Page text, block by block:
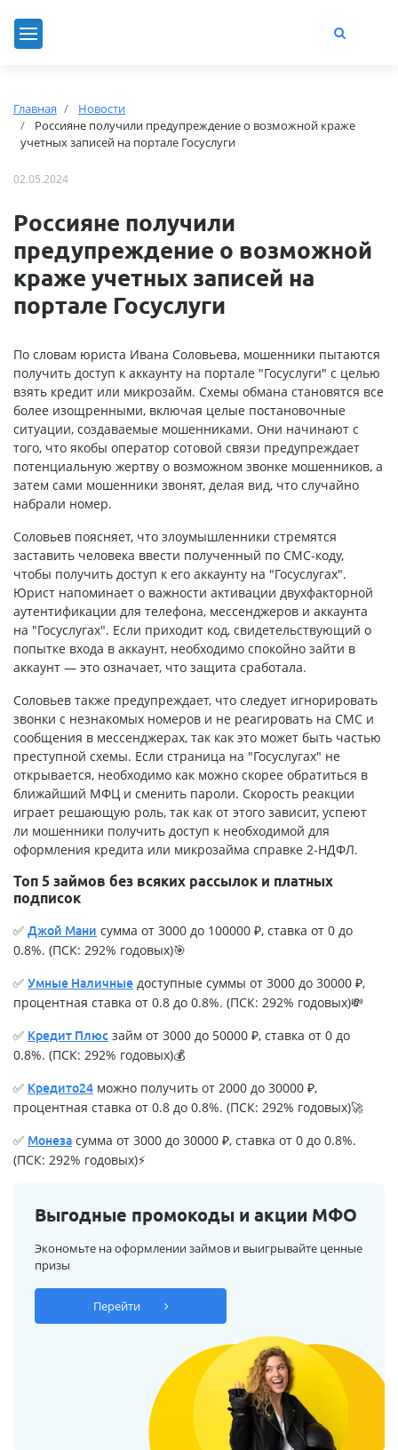
Главная
Новости
Россияне получили предупреждение о возможной краже
учетных записей на портале Госуслуги
02.05.2024
Россияне получили
предупреждение о возможной
краже учетных записей на
портале Госуслуги
По словам юриста Ивана Соловьева, мошенники пытаются
получить доступ к аккаунту на портале "Госуслуги" с целью
взять кредит или микрозайм. Схемы обмана становятся все
более изощренными, включая целые постановочные
ситуации, создаваемые мошенниками. Они начинают с
того, что якобы оператор сотовой связи предупреждает
потенциальную жертву о возможном звонке мошенников, а
затем сами мошенники звонят, делая вид, что случайно
набрали номер.
Соловьев поясняет, что злоумышленники стремятся
заставить человека ввести полученный по СМС-коду,
чтобы получить доступ к его аккаунту на "Госуслугах".
Юрист напоминает о важности активации двухфакторной
аутентификации для телефона, мессенджеров и аккаунта
на "Госуслугах". Если приходит код, свидетельствующий о
попытке входа в аккаунт, необходимо спокойно зайти в
аккаунт — это означает, что защита сработала.
Соловьев также предупреждает, что следует игнорировать
звонки с незнакомых номеров и не реагировать на СМС и
сообщения в мессенджерах, так как это может быть частью
преступной схемы. Если страница на "Госуслугах" не
открывается, необходимо как можно скорее обратиться в
ближайший МФЦ и сменить пароли. Скорость реакции
играет решающую роль, так как от этого зависит, успеют
ли мошенники получить доступ к необходимой для
оформления кредита или микрозайма справке 2-НДФЛ.
Топ 5 займов без всяких рассылок и платных
подписок
✅ Джой Мани сумма от 3000 до 100000 ₽, ставка от 0 до
0.8%. (ПСК: 292% годовых)🎯
✅ Умные Наличные доступные суммы от 3000 до 30000 ₽,
процентная ставка от 0.8 до 0.8%. (ПСК: 292% годовых)💸
✅ Кредит Плюс займ от 3000 до 50000 ₽, ставка от 0 до
0.8%. (ПСК: 292% годовых)💰
✅ Кредито24 можно получить от 2000 до 30000 ₽,
процентная ставка от 0.8 до 0.8%. (ПСК: 292% годовых)🚀
✅ Монеза сумма от 3000 до 30000 ₽, ставка от 0 до 0.8%.
(ПСК: 292% годовых)⚡
Выгодные промокоды и акции МФО
Экономьте на оформлении займов и выигрывайте ценные
призы
Перейти